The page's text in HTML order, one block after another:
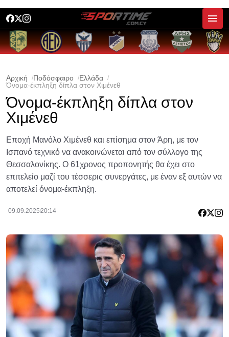
Αρχική Ποδόσφαιρο
Ελλάδα
Όνομα-έκπληξη δίπλα στον Χιμένεθ
Όνομα-έκπληξη δίπλα στον
Χιμένεθ
Εποχή Μανόλο Χιμένεθ και επίσημα στον Άρη, με τον
Ισπανό τεχνικό να ανακοινώνεται από τον σύλλογο της
Θεσσαλονίκης. Ο 61χρονος προπονητής θα έχει στο
επιτελείο μαζί του τέσσερις συνεργάτες, με έναν εξ αυτών να
αποτελεί όνομα-έκπληξη.
09.09.202520:14